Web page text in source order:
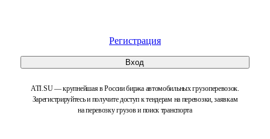
Регистрация
Вход
ATI.SU — крупнейшая в России биржа автомобильных грузоперевозок.
Зарегистрируйтесь и получите доступ к тендерам на перевозки, заявкам
на перевозку грузов и поиск транспорта